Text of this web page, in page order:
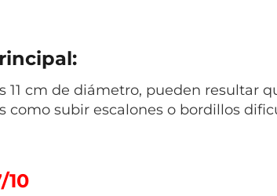
11 cm de diámetro, pueden resultar
como subir escalones o bordillos
10